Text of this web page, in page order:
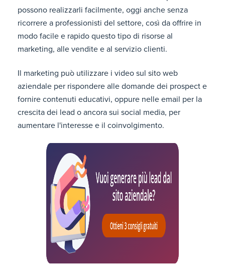
possono realizzarli facilmente, oggi anche senza
ricorrere a professionisti del settore, così da offrire in
modo facile e rapido questo tipo di risorse al
marketing, alle vendite e al servizio clienti.
Il marketing può utilizzare i video sul sito web
aziendale per rispondere alle domande dei prospect e
fornire contenuti educativi, oppure nelle email per la
crescita dei lead o ancora sui social media, per
aumentare l'interesse e il coinvolgimento.